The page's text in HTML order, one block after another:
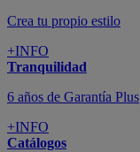
Crea tu propio estilo
+INFO
Tranquilidad
6 años de Garantía Plus
+INFO
Catálogos